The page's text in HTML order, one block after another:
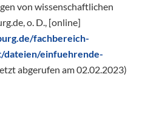
von wissenschaftlichen
o. D., [online]
fachbereich-
einfuehrende-
abgerufen am 02.02.2023)